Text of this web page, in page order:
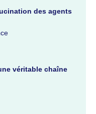
des agents
véritable chaîne